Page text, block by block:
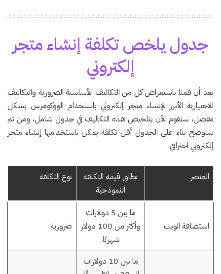
جدول يلخص تكلفة إنشاء متجر
إلكتروني
بعد أن قمنا باستعراض كل من التكاليف الأساسية الضرورية والتكاليف
الاختيارية الأبرز لإنشاء متجر إلكتروني باستخدام الووكومرس بشكل
مفصل، سنقوم الآن بتلخيص هذه التكاليف في جدول شامل، ومن ثم
سنوضح بناء على الجدول أقل تكلفة يمكن باستخدامها إنشاء متجر
إلكتروني احترافي.
العنصر
نطاق قيمة التكلفة
النموذجية
نوع التكلفة
استضافة الويب
ما بين 5 دولارات
وأكثر من 100 دولار
شهريًا.
ضرورية
ما بين 10 دولارات